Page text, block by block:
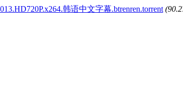
韩语中文字幕.btrenren.torrent